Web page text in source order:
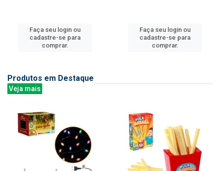
Faça seu login ou
cadastre-se para
comprar.
Faça seu login ou
cadastre-se para
comprar.
Produtos em Destaque
Veja mais